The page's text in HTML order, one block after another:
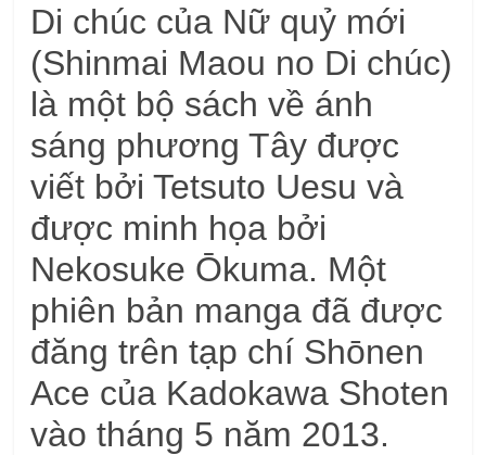
Di chúc của Nữ quỷ mới
(Shinmai Maou no Di chúc)
là một bộ sách về ánh
sáng phương Tây được
viết bởi Tetsuto Uesu và
được minh họa bởi
Nekosuke Ōkuma. Một
phiên bản manga đã được
đăng trên tạp chí Shōnen
Ace của Kadokawa Shoten
vào tháng 5 năm 2013.